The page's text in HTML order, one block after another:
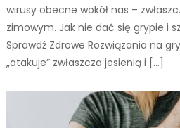
wirusy obecne wokół nas –
zimowym. Jak nie dać się grypie i
Sprawdź Zdrowe Rozwiązania na
„atakuje” zwłaszcza jesienią i […]